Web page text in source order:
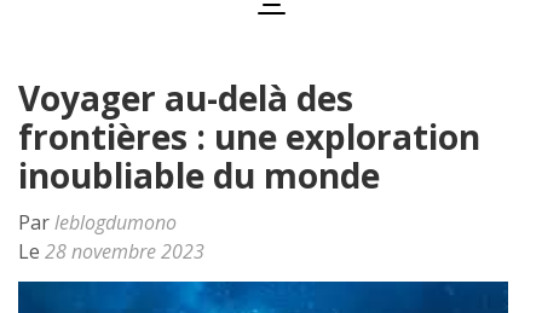
Voyager au-delà des
frontières : une exploration
inoubliable du monde
Parleblogdumono
Le 28 novembre 2023